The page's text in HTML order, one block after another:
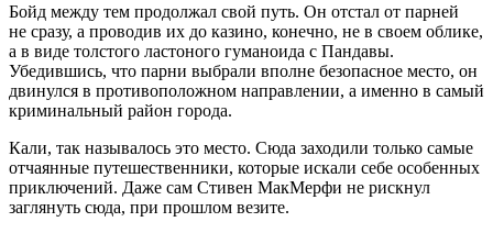
Бойд между тем продолжал свой путь. Он отстал от парней
не сразу, а проводив их до казино, конечно, не в своем облике,
а в виде толстого ластоного гуманоида с Пандавы.
Убедившись, что парни выбрали вполне безопасное место, он
двинулся в противоположном направлении, а именно в самый
криминальный район города.
Кали, так называлось это место. Сюда заходили только самые
отчаянные путешественники, которые искали себе особенных
приключений. Даже сам Стивен МакМерфи не рискнул
заглянуть сюда, при прошлом везите.